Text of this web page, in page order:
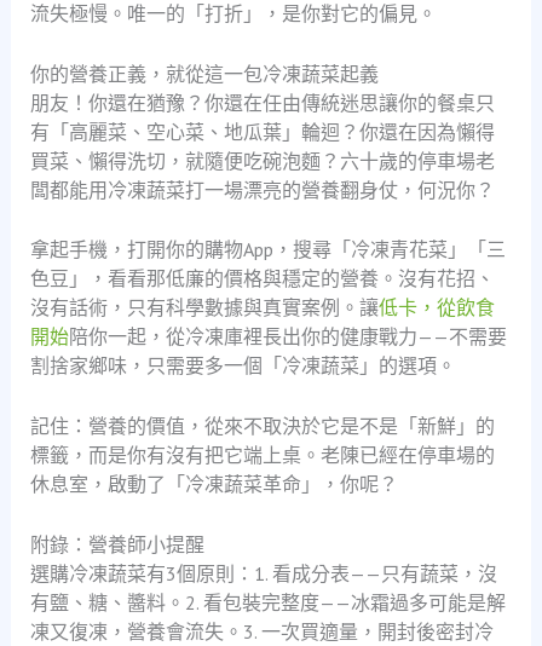
流失極慢。唯一的「打折」，是你對它的偏見。
你的營養正義，就從這一包冷凍蔬菜起義
朋友！你還在猶豫？你還在任由傳統迷思讓你的餐桌只
有「高麗菜、空心菜、地瓜葉」輪迴？你還在因為懶得
買菜、懶得洗切，就隨便吃碗泡麵？六十歲的停車場老
闆都能用冷凍蔬菜打一場漂亮的營養翻身仗，何況你？
拿起手機，打開你的購物App，搜尋「冷凍青花菜」「三
色豆」，看看那低廉的價格與穩定的營養。沒有花招、
沒有話術，只有科學數據與真實案例。讓低卡，從飲食
開始陪你一起，從冷凍庫裡長出你的健康戰力——不需要
割捨家鄉味，只需要多一個「冷凍蔬菜」的選項。
記住：營養的價值，從來不取決於它是不是「新鮮」的
標籤，而是你有沒有把它端上桌。老陳已經在停車場的
休息室，啟動了「冷凍蔬菜革命」，你呢？
附錄：營養師小提醒
選購冷凍蔬菜有3個原則：1. 看成分表——只有蔬菜，沒
有鹽、糖、醬料。2. 看包裝完整度——冰霜過多可能是解
凍又復凍，營養會流失。3. 一次買適量，開封後密封冷